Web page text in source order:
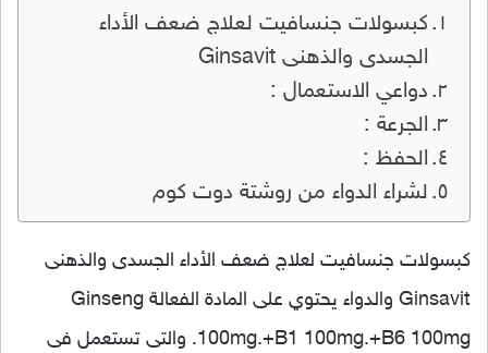
كبسولات جنسافيت لعلاج ضعف الأداء
الجسدى والذهنى Ginsavit
دواعي الاستعمال :
الجرعة :
الحفظ :
لشراء الدواء من روشتة دوت كوم
كبسولات جنسافيت لعلاج ضعف الأداء الجسدى والذهنى
Ginsavit والدواء يحتوي على المادة الفعالة Ginseng
100mg.+B1 100mg.+B6 100mg. والتى تستعمل فى